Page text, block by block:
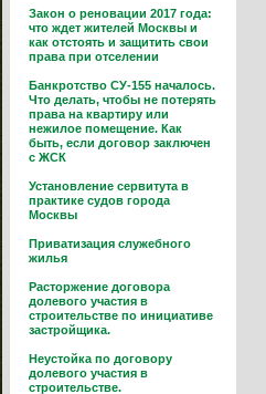
Закон о реновации 2017 года:
что ждет жителей Москвы и
как отстоять и защитить свои
права при отселении
Банкротство СУ-155 началось.
Что делать, чтобы не потерять
права на квартиру или
нежилое помещение. Как
быть, если договор заключен
с ЖСК
Установление сервитута в
практике судов города
Москвы
Приватизация служебного
жилья
Расторжение договора
долевого участия в
строительстве по инициативе
застройщика.
Неустойка по договору
долевого участия в
строительстве.